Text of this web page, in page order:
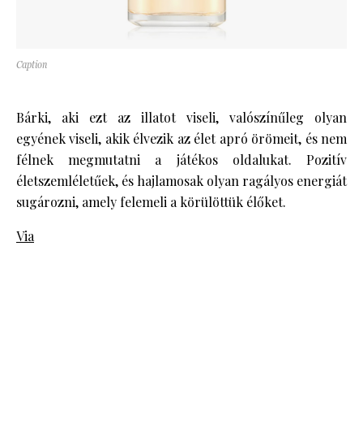
Caption
Bárki, aki ezt az illatot viseli, valószínűleg olyan
egyének viseli, akik élvezik az élet apró örömeit, és nem
félnek megmutatni a játékos oldalukat. Pozitív
életszemléletűek, és hajlamosak olyan ragályos energiát
sugározni, amely felemeli a körülöttük élőket.
Via